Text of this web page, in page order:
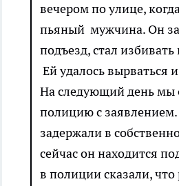
вечером по улице,
пьяный мужчина. Он
подъезд, стал
Ей удалось вырваться
На следующий день мы
полицию с
задержали в
сейчас он находится
в полиции сказали,